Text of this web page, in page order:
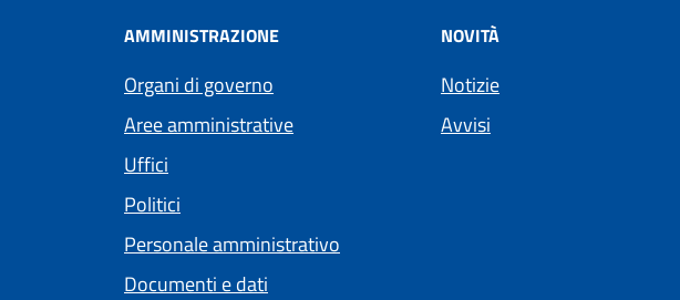
AMMINISTRAZIONE
Organi di governo
Aree amministrative
Uffici
Politici
Personale amministrativo
Documenti e dati
NOVITÀ
Notizie
Avvisi